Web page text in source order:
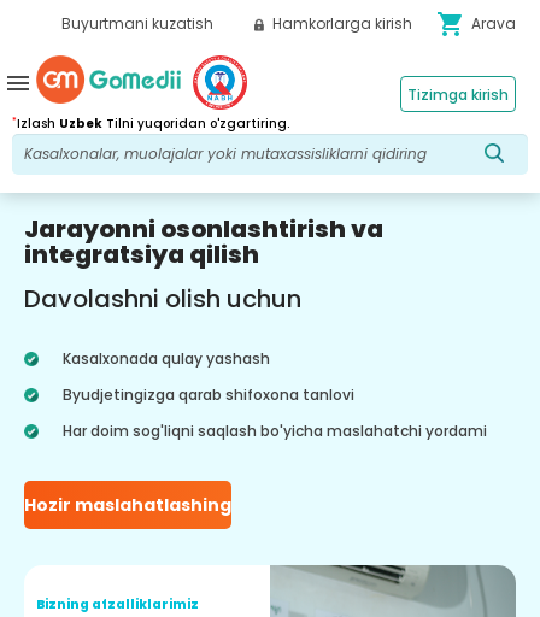
Buyurtmani kuzatish Hamkorlarga kirish shopping_cart Arava
*Izlash Uzbek Tilni yuqoridan o'zgartiring.
Tizimga kirish
menu
Jarayonni osonlashtirish va
integratsiya qilish
Davolashni olish uchun
Kasalxonada qulay yashash
Byudjetingizga qarab shifoxona tanlovi
Har doim sog'liqni saqlash bo'yicha maslahatchi yordami
Hozir maslahatlashing
Bizning afzalliklarimiz